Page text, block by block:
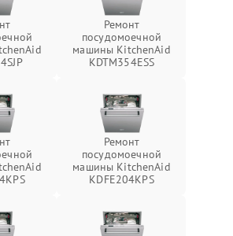
Ремонт
посудомоечной
машины KitchenAid
KDTM354ESS
Ремонт
посудомоечной
машины KitchenAid
KDFE204KPS